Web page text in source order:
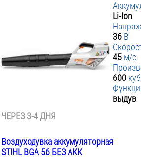
Li-Ion
36 В
45 м/с
600
выдув
ЧЕРЕЗ 3-4 ДНЯ
Воздуходувка аккумуляторная
STIHL BGA 56 БЕЗ АКК